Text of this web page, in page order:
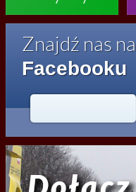
Znajdź nas na
Facebooku